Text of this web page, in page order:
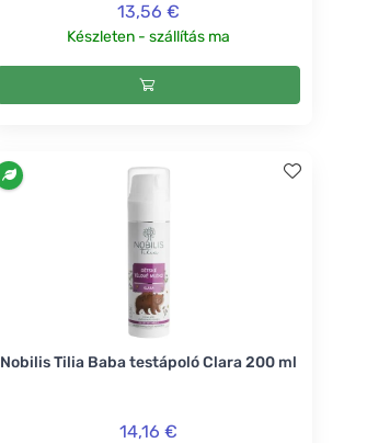
13,56 €
Készleten - szállítás ma
Nobilis Tilia Baba testápoló Clara 200 ml
14,16 €